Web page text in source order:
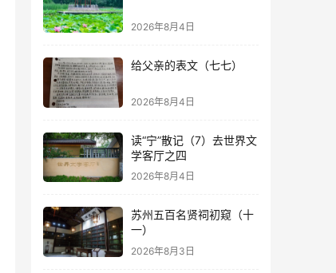
2026年8月4日
给父亲的表文（七七）
2026年8月4日
读“宁”散记（7）去世界文
学客厅之四
2026年8月4日
苏州五百名贤祠初窥（十
一）
2026年8月3日